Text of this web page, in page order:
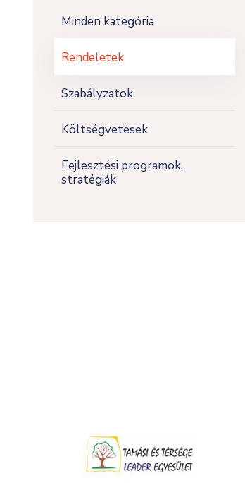
Minden kategória
Rendeletek
Szabályzatok
Költségvetések
Fejlesztési programok,
stratégiák